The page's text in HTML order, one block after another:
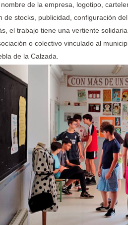
de la empresa, logotipo,
de stocks, publicidad, configuración
el trabajo tiene una vertiente
o colectivo vinculado al
de la Calzada.